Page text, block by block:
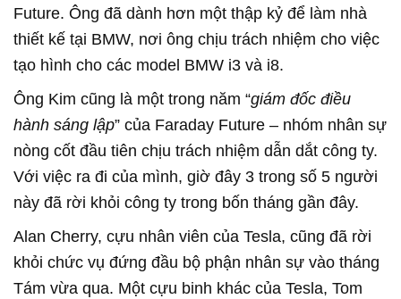
Future. Ông đã dành hơn một thập kỷ để làm nhà
thiết kế tại BMW, nơi ông chịu trách nhiệm cho việc
tạo hình cho các model BMW i3 và i8.
Ông Kim cũng là một trong năm “giám đốc điều
hành sáng lập” của Faraday Future – nhóm nhân sự
nòng cốt đầu tiên chịu trách nhiệm dẫn dắt công ty.
Với việc ra đi của mình, giờ đây 3 trong số 5 người
này đã rời khỏi công ty trong bốn tháng gần đây.
Alan Cherry, cựu nhân viên của Tesla, cũng đã rời
khỏi chức vụ đứng đầu bộ phận nhân sự vào tháng
Tám vừa qua. Một cựu binh khác của Tesla, Tom